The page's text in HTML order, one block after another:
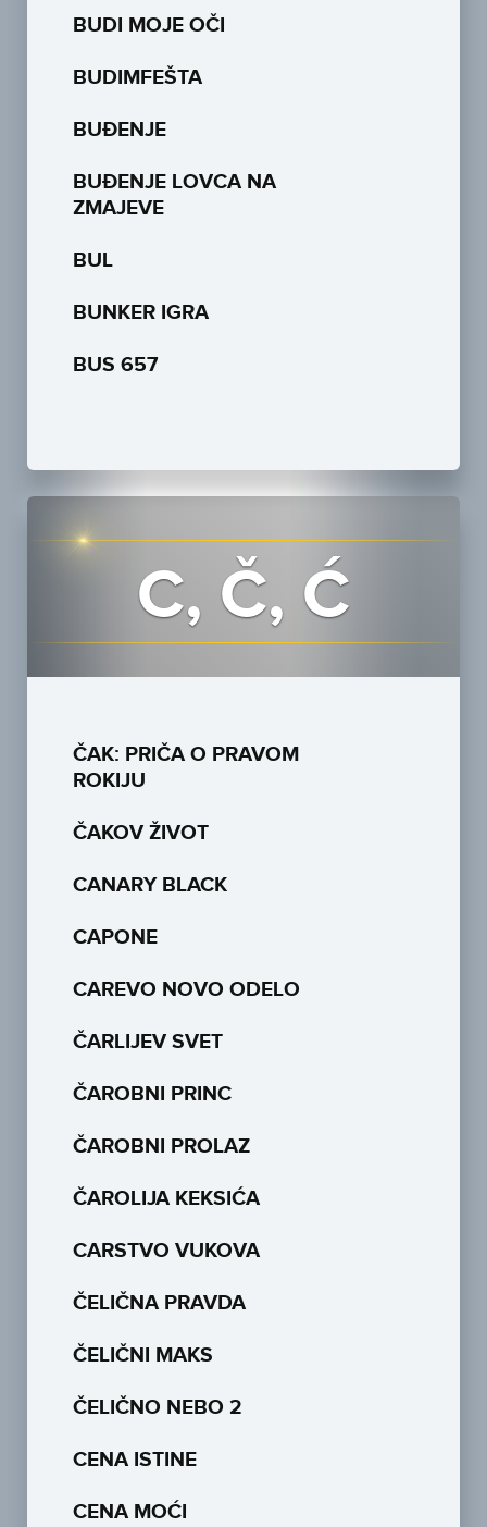
BUDI MOJE OČI
BUDIMFEŠTA
BUĐENJE
BUĐENJE LOVCA NA
ZMAJEVE
BUL
BUNKER IGRA
BUS 657
C, Č, Ć
ČAK: PRIČA O PRAVOM
ROKIJU
ČAKOV ŽIVOT
CANARY BLACK
CAPONE
CAREVO NOVO ODELO
ČARLIJEV SVET
ČAROBNI PRINC
ČAROBNI PROLAZ
ČAROLIJA KEKSIĆA
CARSTVO VUKOVA
ČELIČNA PRAVDA
ČELIČNI MAKS
ČELIČNO NEBO 2
CENA ISTINE
CENA MOĆI